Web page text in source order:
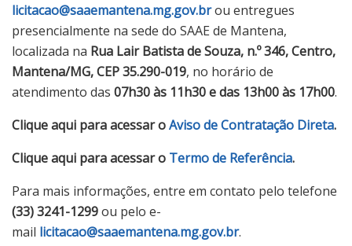
licitacao@saaemantena.mg.gov.brou entregues
presencialmente na sede do SAAE de Mantena,
localizada na Rua Lair Batista de Souza, n.º 346, Centro,
Mantena/MG, CEP 35.290-019, no horário de
atendimento das 07h30 às 11h30 e das 13h00 às 17h00.
Clique aqui para acessar oAviso de Contratação Direta.
Clique aqui para acessar o Termo de Referência.
Para mais informações, entre em contato pelo telefone
(33) 3241-1299ou pelo e-
mail licitacao@saaemantena.mg.gov.br.